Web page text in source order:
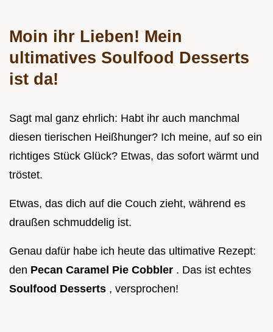
Moin ihr Lieben! Mein
ultimatives Soulfood Desserts
ist da!
Sagt mal ganz ehrlich: Habt ihr auch manchmal
diesen tierischen Heißhunger? Ich meine, auf so ein
richtiges Stück Glück? Etwas, das sofort wärmt und
tröstet.
Etwas, das dich auf die Couch zieht, während es
draußen schmuddelig ist.
Genau dafür habe ich heute das ultimative Rezept:
den Pecan Caramel Pie Cobbler . Das ist echtes
Soulfood Desserts , versprochen!